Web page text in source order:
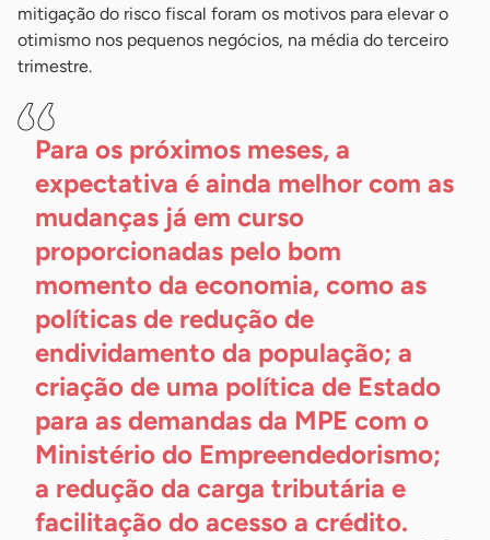
mitigação do risco fiscal foram os motivos para elevar o
otimismo nos pequenos negócios, na média do terceiro
trimestre.
Para os próximos meses, a
expectativa é ainda melhor com as
mudanças já em curso
proporcionadas pelo bom
momento da economia, como as
políticas de redução de
endividamento da população; a
criação de uma política de Estado
para as demandas da MPE com o
Ministério do Empreendedorismo;
a redução da carga tributária e
facilitação do acesso a crédito.